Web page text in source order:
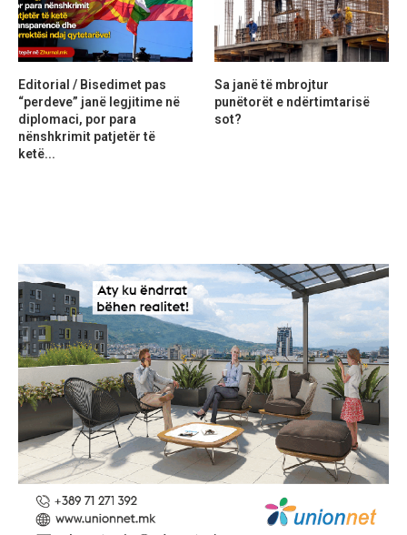
Editorial / Bisedimet pas
“perdeve” janë legjitime në
diplomaci, por para
nënshkrimit patjetër të
ketë...
Sa janë të mbrojtur
punëtorët e ndërtimtarisë
sot?